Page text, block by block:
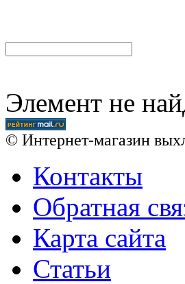
Элемент не
© Интернет-магазин
Контакты
Обратная
Карта сайта
Статьи